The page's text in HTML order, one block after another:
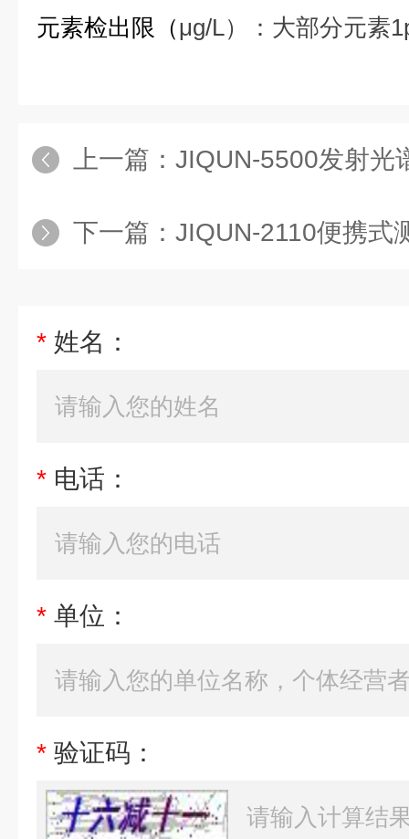
元素检出限（μg/L）：大部分元素
上一篇： JIQUN-5500发射光
下一篇： JIQUN-2110便携式
* 姓名：
* 电话：
* 单位：
* 验证码：